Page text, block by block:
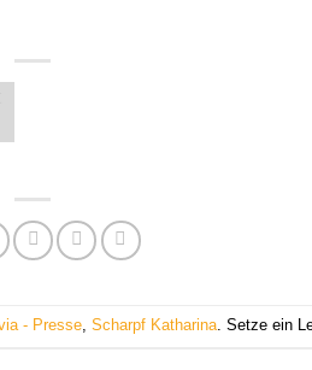
- Presse, Scharpf Katharina. Setze ein